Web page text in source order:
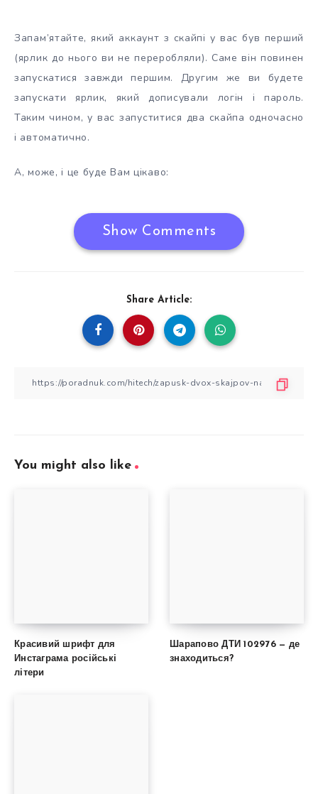
Запам’ятайте, який аккаунт з скайпі у вас був перший
(ярлик до нього ви не переробляли). Саме він повинен
запускатися завжди першим. Другим же ви будете
запускати ярлик, який дописували логін і пароль.
Таким чином, у вас запуститися два скайпа одночасно
і автоматично.
А, може, і це буде Вам цікаво:
Show Comments
Share Article:
You might also like
Красивий шрифт для
Инстаграма російські
літери
Шарапово ДТИ 102976 — де
знаходиться?